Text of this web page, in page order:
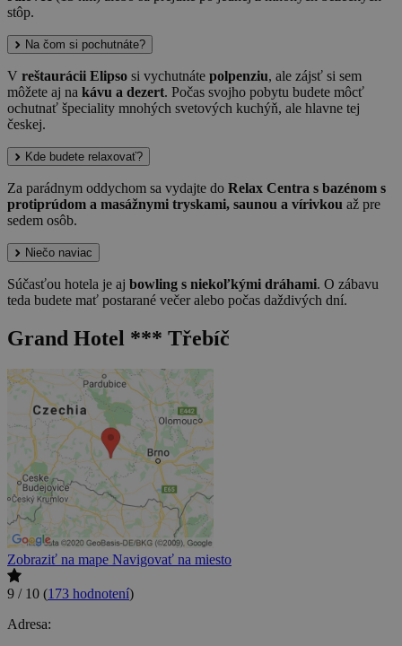
stôp.
Na čom si pochutnáte?
V reštaurácii Elipso si vychutnáte polpenziu, ale zájsť si sem
môžete aj na kávu a dezert. Počas svojho pobytu budete môcť
ochutnať špeciality mnohých svetových kuchýň, ale hlavne tej
českej.
Kde budete relaxovať?
Za parádnym oddychom sa vydajte do Relax Centra s bazénom s
protiprúdom a masážnymi tryskami, saunou a vírivkou až pre
sedem osôb.
Niečo naviac
Súčasťou hotela je aj bowling s niekoľkými dráhami. O zábavu
teda budete mať postarané večer alebo počas daždivých dní.
Grand Hotel *** Třebíč
Zobraziť na mape Navigovať na miesto
9 / 10 (173 hodnotení)
Adresa: